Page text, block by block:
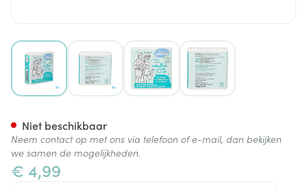
View larger imageView larger imageView larger imageView larger image
€ 4,99
Niet beschikbaar
Neem contact op met ons via telefoon of e-mail, dan bekijken
we samen de mogelijkheden.